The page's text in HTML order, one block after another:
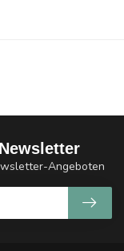
Angeboten